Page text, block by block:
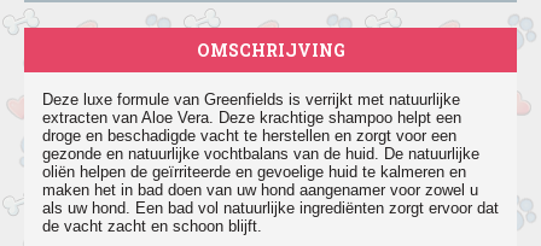
OMSCHRIJVING
Deze luxe formule van Greenfields is verrijkt met natuurlijke
extracten van Aloe Vera. Deze krachtige shampoo helpt een
droge en beschadigde vacht te herstellen en zorgt voor een
gezonde en natuurlijke vochtbalans van de huid. De natuurlijke
oliën helpen de geïrriteerde en gevoelige huid te kalmeren en
maken het in bad doen van uw hond aangenamer voor zowel u
als uw hond. Een bad vol natuurlijke ingrediënten zorgt ervoor dat
de vacht zacht en schoon blijft.